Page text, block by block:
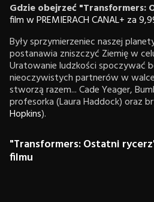
Gdzie obejrzeć "Transformers:
film w PREMIERACH CANAL+ za
Były sprzymierzeniec naszej
postanawia zniszczyć Ziemię w
Uratowanie ludzkości spoczywać
nieoczywistych partnerów w
stworzą razem... Cade Yeager,
profesorka (Laura Haddock) oraz
Hopkins).
"Transformers: Ostatni
filmu